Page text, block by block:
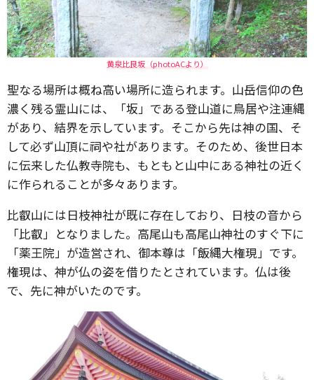
黄泉比良坂（photoACより）
聖なる場所は概ね高い場所に造られます。山岳信仰の色
濃く残る霊山には、「坂」である登山道に鳥居や注連縄
があり、結界を示しています。そこから先は神の国、そ
して必ず山頂に祠や社があります。そのため、後世日本
に伝来した仏教寺院も、もともと山中にある神社の近く
に作られることが多々あります。
比叡山には日枝神社が既に存在しており、日枝の音から
「比叡」となりました。高尾山も高尾山神社のすぐ下に
「薬王院」が造営され、御本尊は「飯縄大権現」です。
権現は、神が仏の姿を借りたとされています。仏は後
で、先に神がいたのです。